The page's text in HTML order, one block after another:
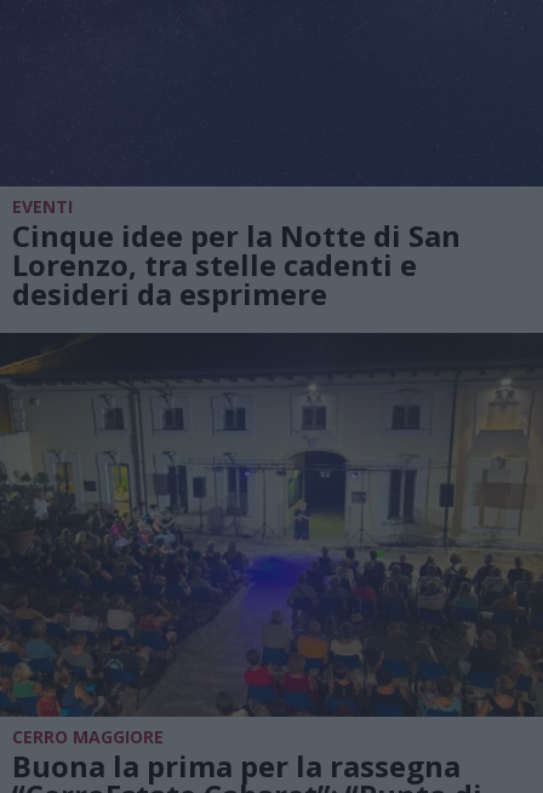
EVENTI
Cinque idee per la Notte di San
Lorenzo, tra stelle cadenti e
desideri da esprimere
CERRO MAGGIORE
Buona la prima per la rassegna